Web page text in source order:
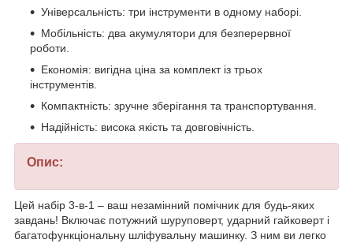
Універсальність: три інструменти в одному наборі.
Мобільність: два акумулятори для безперервної
роботи.
Економія: вигідна ціна за комплект із трьох
інструментів.
Компактність: зручне зберігання та транспортування.
Надійність: висока якість та довговічність.
Опис:
Цей набір 3-в-1 – ваш незамінний помічник для будь-яких
завдань! Включає потужний шуруповерт, ударний гайковерт і
багатофункціональну шліфувальну машинку. З ним ви легко